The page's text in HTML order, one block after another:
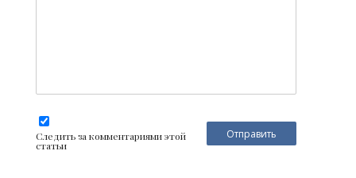
Следить за комментариями этой
статьи